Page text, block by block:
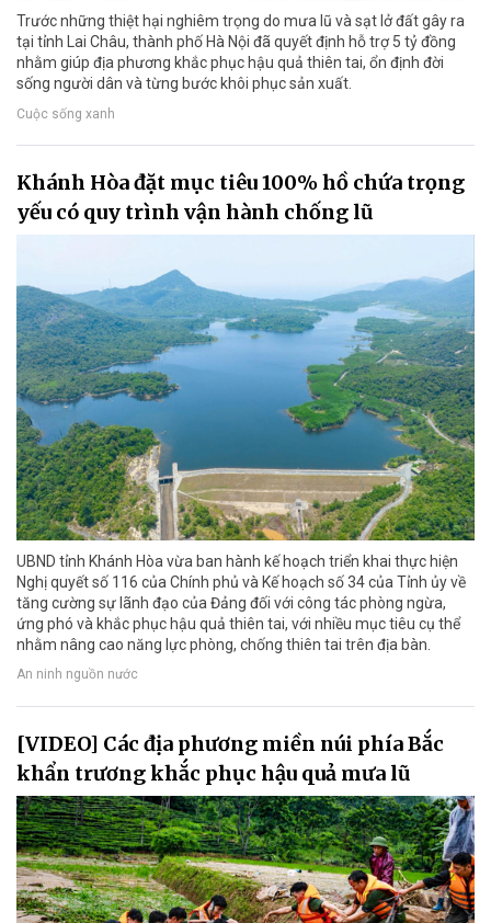
Trước những thiệt hại nghiêm trọng do mưa lũ và sạt lở đất gây ra
tại tỉnh Lai Châu, thành phố Hà Nội đã quyết định hỗ trợ 5 tỷ đồng
nhằm giúp địa phương khắc phục hậu quả thiên tai, ổn định đời
sống người dân và từng bước khôi phục sản xuất.
Cuộc sống xanh
Khánh Hòa đặt mục tiêu 100% hồ chứa trọng
yếu có quy trình vận hành chống lũ
UBND tỉnh Khánh Hòa vừa ban hành kế hoạch triển khai thực hiện
Nghị quyết số 116 của Chính phủ và Kế hoạch số 34 của Tỉnh ủy về
tăng cường sự lãnh đạo của Đảng đối với công tác phòng ngừa,
ứng phó và khắc phục hậu quả thiên tai, với nhiều mục tiêu cụ thể
nhằm nâng cao năng lực phòng, chống thiên tai trên địa bàn.
An ninh nguồn nước
[VIDEO] Các địa phương miền núi phía Bắc
khẩn trương khắc phục hậu quả mưa lũ